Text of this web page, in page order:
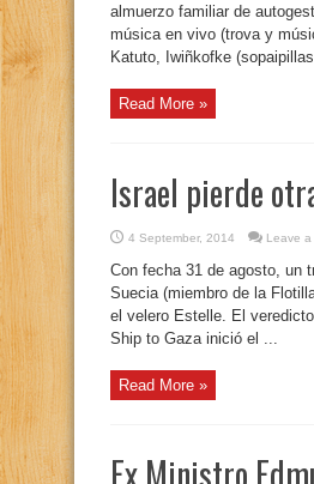
almuerzo familiar de
música en vivo (trova y
Katuto, Iwiñkofke
Read More »
Israel pierde
4 September, 2014 Leave a
Con fecha 31 de agosto, un
Suecia (miembro de la
el velero Estelle. El
Ship to Gaza inició el ...
Read More »
Ex Ministro